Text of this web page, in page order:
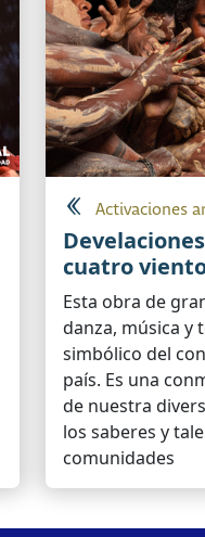
Activaciones
cuatro
Esta obra de
danza, música y
simbólico del
país. Es una
de nuestra
los saberes y
comunidades